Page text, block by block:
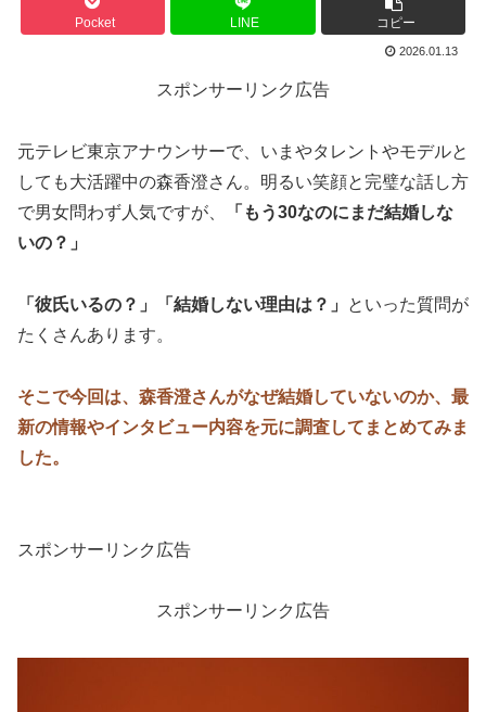
Pocket LINE コピー
2026.01.13
スポンサーリンク広告
元テレビ東京アナウンサーで、いまやタレントやモデルと
しても大活躍中の森香澄さん。明るい笑顔と完璧な話し方
で男女問わず人気ですが、
「もう30なのにまだ結婚しな
いの？」
「彼氏いるの？」「結婚しない理由は？」
といった質問が
たくさんあります。
そこで今回は、森香澄さんがなぜ結婚していないのか、最
新の情報やインタビュー内容を元に調査してまとめてみま
した。
スポンサーリンク広告
スポンサーリンク広告